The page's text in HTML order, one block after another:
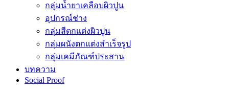
กลุ่มน้ำยาเคลือบผิวปูน
อุปกรณ์ช่าง
กลุ่มสีตกแต่งผิวปูน
กลุ่มผนังตกแต่งสำเร็จรูป
กลุ่มเคมีภัณฑ์ประสาน
บทความ
Social Proof